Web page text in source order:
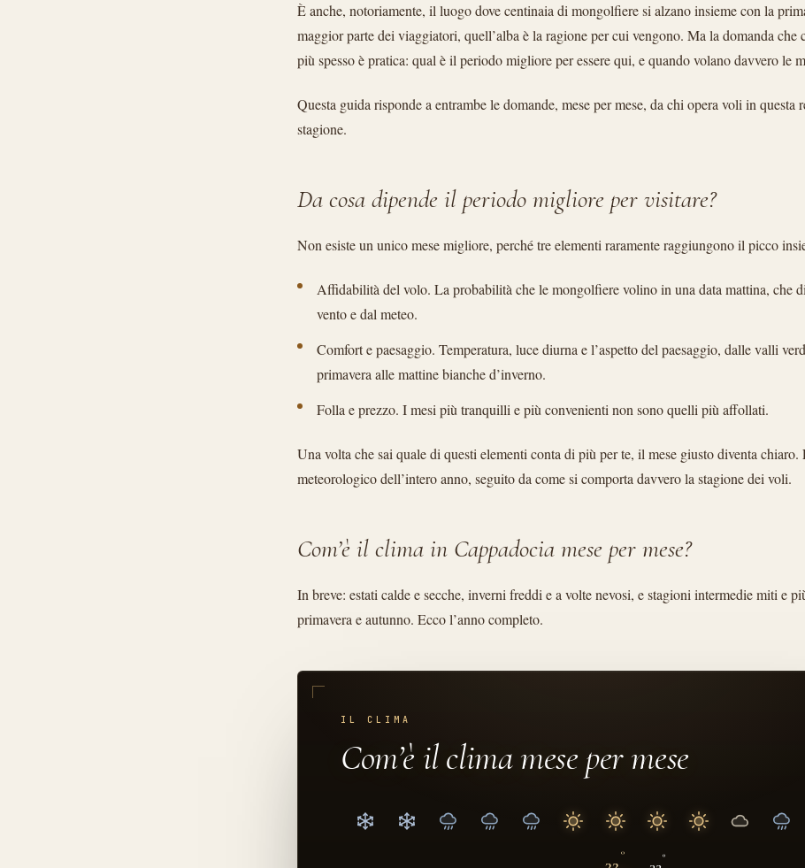
È anche, notoriamente, il luogo dove centinaia di mongolfiere si alzano insieme con la
maggior parte dei viaggiatori, quell’alba è la ragione per cui vengono. Ma la domanda che
più spesso è pratica: qual è il periodo migliore per essere qui, e quando volano davvero le
Questa guida risponde a entrambe le domande, mese per mese, da chi opera voli in questa
stagione.
Da cosa dipende il periodo migliore per visitare?
Non esiste un unico mese migliore, perché tre elementi raramente raggiungono il picco
Affidabilità del volo. La probabilità che le mongolfiere volino in una data mattina, che
vento e dal meteo.
Comfort e paesaggio. Temperatura, luce diurna e l’aspetto del paesaggio, dalle valli
primavera alle mattine bianche d’inverno.
Folla e prezzo. I mesi più tranquilli e più convenienti non sono quelli più affollati.
Una volta che sai quale di questi elementi conta di più per te, il mese giusto diventa
meteorologico dell’intero anno, seguito da come si comporta davvero la stagione dei voli.
Com’è il clima in Cappadocia mese per mese?
In breve: estati calde e secche, inverni freddi e a volte nevosi, e stagioni intermedie miti e
primavera e autunno. Ecco l’anno completo.
IL CLIMA
Com’è il clima mese per mese
° °